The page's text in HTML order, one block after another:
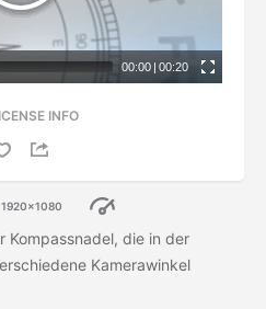
00:00 | 00:20
INFO
1920x1080
Kompassnadel, die in der
Kamerawinkel